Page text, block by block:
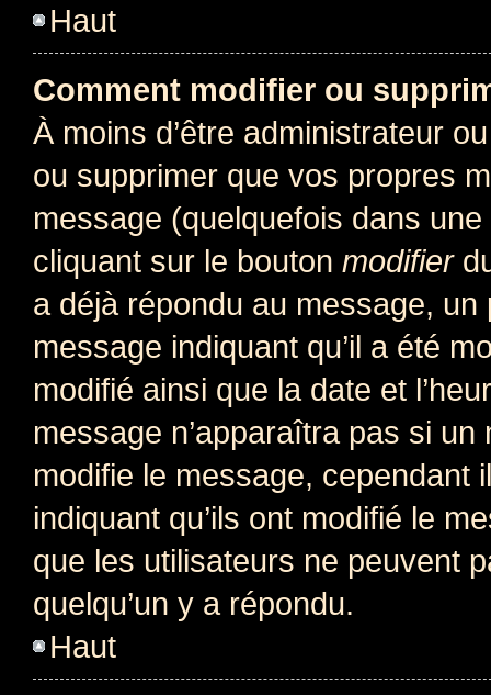
Haut
Comment modifier ou
À moins d’être administrateur
ou supprimer que vos propres
message (quelquefois dans
cliquant sur le bouton modifier
a déjà répondu au message, un
message indiquant qu’il a été
modifié ainsi que la date et
message n’apparaîtra pas si
modifie le message, cependant
indiquant qu’ils ont modifié le
que les utilisateurs ne peuvent
quelqu’un y a répondu.
Haut